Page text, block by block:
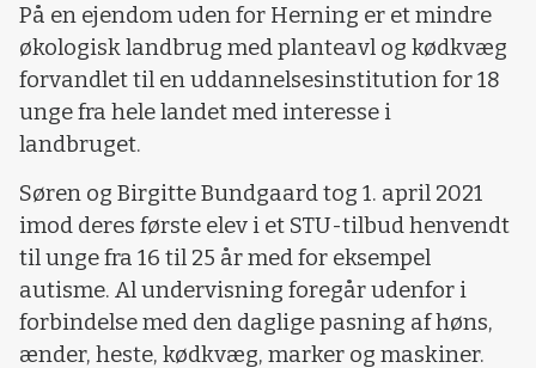
På en ejendom uden for Herning er et mindre
økologisk landbrug med planteavl og kødkvæg
forvandlet til en uddannelsesinstitution for 18
unge fra hele landet med interesse i
landbruget.
Søren og Birgitte Bundgaard tog 1. april 2021
imod deres første elev i et STU-tilbud henvendt
til unge fra 16 til 25 år med for eksempel
autisme. Al undervisning foregår udenfor i
forbindelse med den daglige pasning af høns,
ænder, heste, kødkvæg, marker og maskiner.